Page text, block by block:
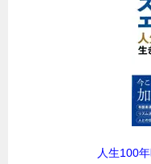
人生100